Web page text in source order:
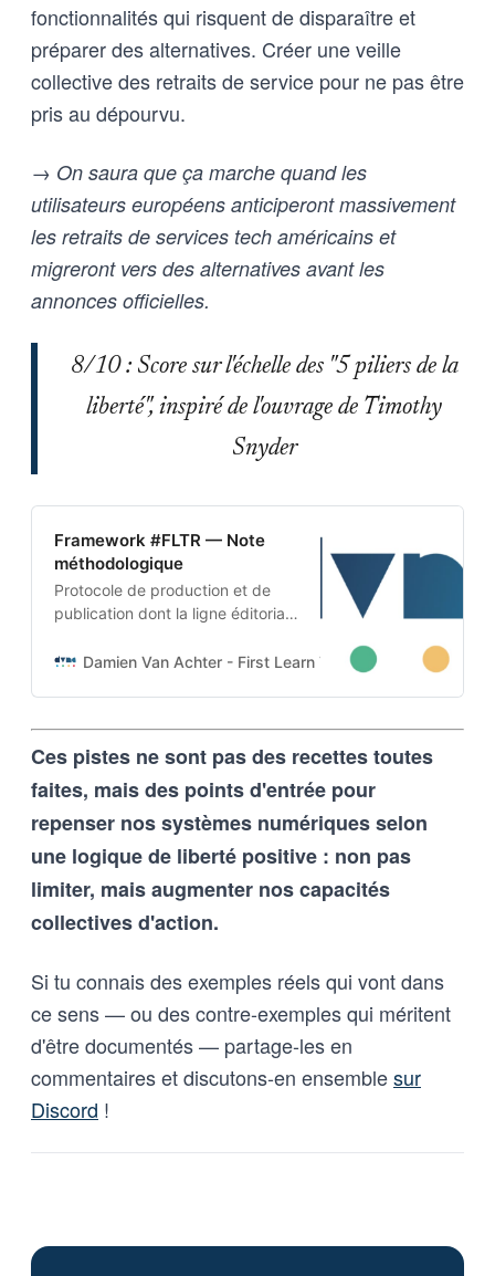
fonctionnalités qui risquent de disparaître et
préparer des alternatives. Créer une veille
collective des retraits de service pour ne pas être
pris au dépourvu.
→ On saura que ça marche quand les
utilisateurs européens anticiperont massivement
les retraits de services tech américains et
migreront vers des alternatives avant les
annonces officielles.
8/10 : Score sur l'échelle des "5 piliers de la
liberté", inspiré de l'ouvrage de Timothy
Snyder
Framework #FLTR — Note
méthodologique
Protocole de production et de
publication dont la ligne éditoriale
projet. Cette architecture auto-
techniques, imposées tant aux
outils d’intelligence artificielle
et vice-versa
Damien Van Achter - First Learn The Rules. Then Break
Ces pistes ne sont pas des recettes toutes
faites, mais des points d'entrée pour
repenser nos systèmes numériques selon
une logique de liberté positive : non pas
limiter, mais augmenter nos capacités
collectives d'action.
Si tu connais des exemples réels qui vont dans
ce sens — ou des contre-exemples qui méritent
d'être documentés — partage-les en
commentaires et discutons-en ensemblesur
Discord !